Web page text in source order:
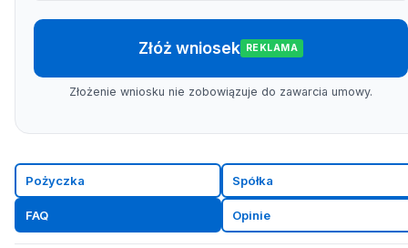
Złóż wniosek REKLAMA
Złożenie wniosku nie zobowiązuje do zawarcia umowy.
Pożyczka Spółka
FAQ Opinie